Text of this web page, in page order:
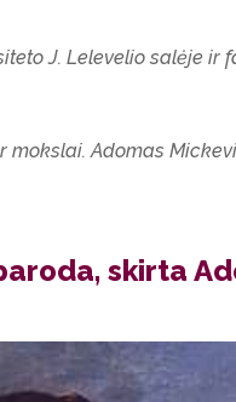
J. Lelevelio salėje ir
mokslai. Adomas
skirta